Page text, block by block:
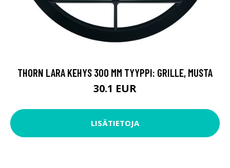
THORN LARA KEHYS 300 MM TYYPPI: GRILLE, MUSTA
30.1 EUR
LISÄTIETOJA